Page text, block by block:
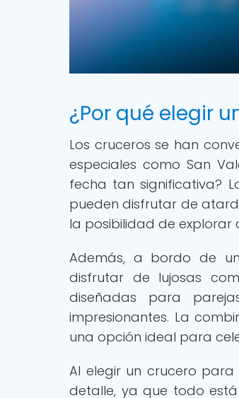
¿Por qué elegir
Los cruceros se han
especiales como San
fecha tan significativa?
pueden disfrutar de
la posibilidad de explorar
Además, a bordo de
disfrutar de lujosas
diseñadas para
impresionantes. La
una opción ideal para
Al elegir un crucero
detalle, ya que todo